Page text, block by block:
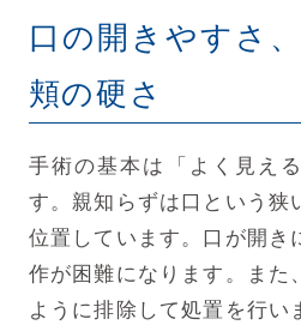
口の開きやすさ
頬の硬さ
手術の基本は「よく見え
す。親知らずは口という狭
位置しています。口が開き
作が困難になります。また
ように排除して処置を行い